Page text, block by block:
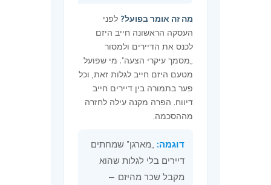
כאמור, אשר יהיה מוסמך,
בהתאם להוראות המפקח,
להתקשר בשם כל בעלי הדירות
בבית המשותף לשם בניית
הדירה החדשה ולהעברת זכויות
בה לאחר מכן.
קטן (א), לא יאשר המפקח את
ביצוע העבודות כאמור בסעיף
קטן (א) – (1) אם אחד מבעלי
מה זה אומר בפועל? לפני
העסקה הראשונה חייב היזם
לכנס את הדיירים ולמסור
„מסמך עיקרי הצעה". מי שפועל
מטעם היזם חייב לגלות זאת, וכל
פער בתמורה בין דיירים חייב
דיווח. הפרה מקנה עילה לחזרה
מההסכמה.
דוגמה: „מארגן" שמחתים
דיירים בלי לגלות שהוא
מקבל שכר מהיזם —